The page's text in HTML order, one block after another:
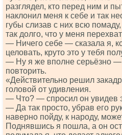
разглядел, кто перед ним и
наклонил меня к себе и так
губы слизав с них всю
так долго, что у меня
— Ничего себе — сказала я,
целовать, круто это у тебя
— Ну я же вполне серьёзно —
повторить.
«Действительно решил
головой от удивления.
— Что? — спросил он увидев
— Да так просто, убрав его
наверно пойду, к народу,
Поднявшись я пошла, а он